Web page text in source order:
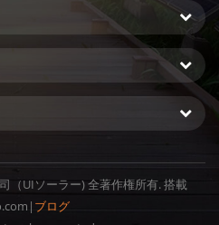
（UIソーラー) 全著作権所有. 搭載
| ブログ